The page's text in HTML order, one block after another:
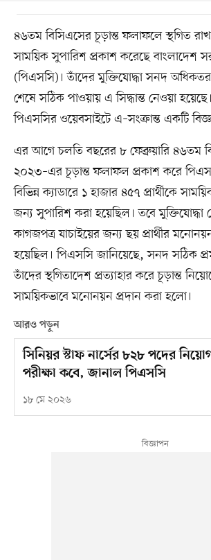
৪৬তম বিসিএসের চূড়ান্ত ফলাফলে স্থগিত রাখা
সাময়িক সুপারিশ প্রকাশ করেছে বাংলাদেশ
(পিএসসি)। তাঁদের মুক্তিযোদ্ধা সনদ অধিকতর
শেষে সঠিক পাওয়ায় এ সিদ্ধান্ত নেওয়া
পিএসসির ওয়েবসাইটে এ–সংক্রান্ত একটি
এর আগে চলতি বছরের ৮ ফেব্রুয়ারি ৪৬তম
২০২৩–এর চূড়ান্ত ফলাফল প্রকাশ করে
বিভিন্ন ক্যাডারে ১ হাজার ৪৫৭ প্রার্থীকে
জন্য সুপারিশ করা হয়েছিল। তবে মুক্তিযোদ্ধা
কাগজপত্র যাচাইয়ের জন্য ছয় প্রার্থীর
হয়েছিল। পিএসসি জানিয়েছে, সনদ সঠিক
তাঁদের স্থগিতাদেশ প্রত্যাহার করে চূড়ান্ত
সাময়িকভাবে মনোনয়ন প্রদান করা হলো।
আরও পড়ুন
সিনিয়র স্টাফ নার্সের ৮২৮ পদের
পরীক্ষা কবে, জানাল পিএসসি
১৮ মে ২০২৬